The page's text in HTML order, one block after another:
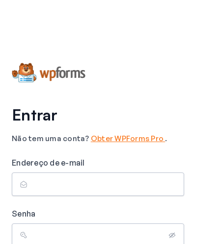
Entrar
Não tem uma conta? Obter WPForms Pro .
Endereço de e-mail
Senha